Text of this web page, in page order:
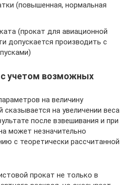
(повышенная, нормальная
(прокат для авиационной
допускается производить с
учетом возможных
на величину
на увеличении веса
после взвешивания и при
может незначительно
с теоретически рассчитанной
прокат не только в